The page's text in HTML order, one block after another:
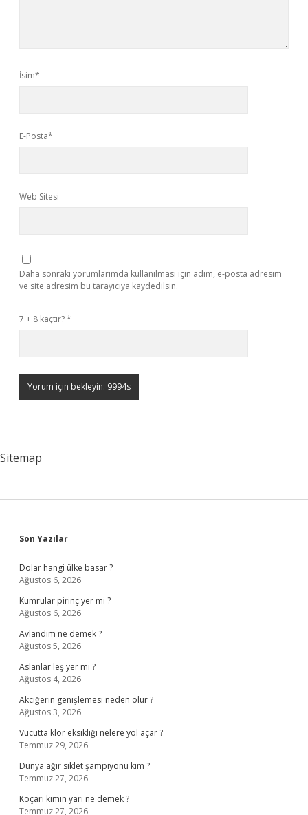
İsim*
E-Posta*
Web Sitesi
Daha sonraki yorumlarımda kullanılması için adım, e-posta adresim
ve site adresim bu tarayıcıya kaydedilsin.
7 + 8 kaçtır?*
Sitemap
Sidebar
Son Yazılar
Dolar hangi ülke basar ?
Ağustos 6, 2026
Kumrular pirinç yer mi ?
Ağustos 6, 2026
Avlandım ne demek ?
Ağustos 5, 2026
Aslanlar leş yer mi ?
Ağustos 4, 2026
Akciğerin genişlemesi neden olur ?
Ağustos 3, 2026
Vücutta klor eksikliği nelere yol açar ?
Temmuz 29, 2026
Dünya ağır sıklet şampiyonu kim ?
Temmuz 27, 2026
Koçari kimin yarı ne demek ?
Temmuz 27, 2026